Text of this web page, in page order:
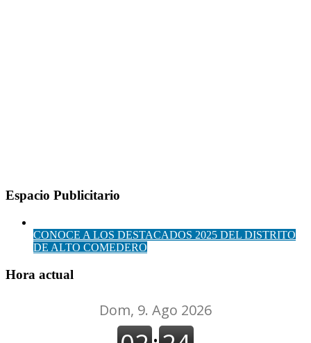
Espacio Publicitario
CONOCE A LOS DESTACADOS 2025 DEL DISTRITO
DE ALTO COMEDERO
Hora actual